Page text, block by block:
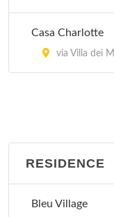
A Ischia
Casa Charlotte
via Villa dei
RESIDENCE
Bleu Village